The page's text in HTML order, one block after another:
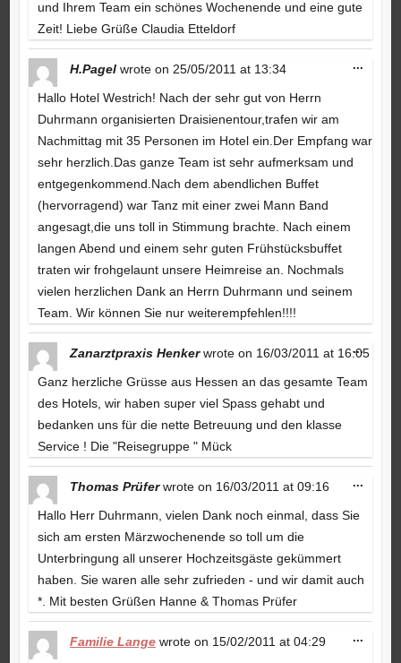
und Ihrem Team ein schönes Wochenende und eine gute
Zeit! Liebe Grüße Claudia Etteldorf
H.Pagel wrote on 25/05/2011 at 13:34
Hallo Hotel Westrich! Nach der sehr gut von Herrn
Duhrmann organisierten Draisienentour,trafen wir am
Nachmittag mit 35 Personen im Hotel ein.Der Empfang war
sehr herzlich.Das ganze Team ist sehr aufmerksam und
entgegenkommend.Nach dem abendlichen Buffet
(hervorragend) war Tanz mit einer zwei Mann Band
angesagt,die uns toll in Stimmung brachte. Nach einem
langen Abend und einem sehr guten Frühstücksbuffet
traten wir frohgelaunt unsere Heimreise an. Nochmals
vielen herzlichen Dank an Herrn Duhrmann und seinem
Team. Wir können Sie nur weiterempfehlen!!!!
...
Zanarztpraxis Henker wrote on 16/03/2011 at 16:05
Ganz herzliche Grüsse aus Hessen an das gesamte Team
des Hotels, wir haben super viel Spass gehabt und
bedanken uns für die nette Betreuung und den klasse
Service ! Die "Reisegruppe " Mück
...Toggle
this
Thomas Prüfer wrote on 16/03/2011 at 09:16
Hallo Herr Duhrmann, vielen Dank noch einmal, dass Sie
sich am ersten Märzwochenende so toll um die
Unterbringung all unserer Hochzeitsgäste gekümmert
haben. Sie waren alle sehr zufrieden - und wir damit auch
*. Mit besten Grüßen Hanne & Thomas Prüfer
...
Familie Lange wrote on 15/02/2011 at 04:29 ...